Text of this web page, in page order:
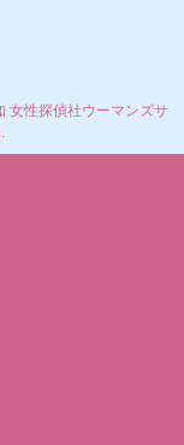
女性探偵社ウーマンズサ